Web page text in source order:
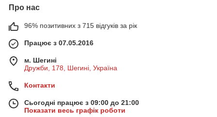
Про нас
96% позитивних з 715 відгуків за рік
Працює з 07.05.2016
м. Шегині
Дружби, 178, Шегині, Україна
Контакти
Сьогодні працює з 09:00 до 21:00
Показати весь графік роботи